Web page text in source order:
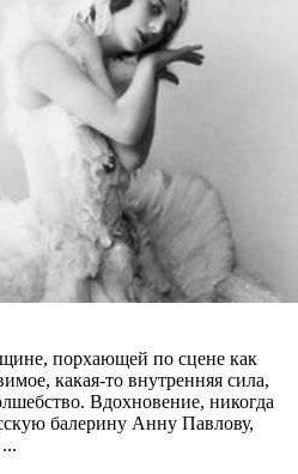
порхающей по сцене как
какая-то внутренняя сила,
Вдохновение, никогда
балерину Анну Павлову,